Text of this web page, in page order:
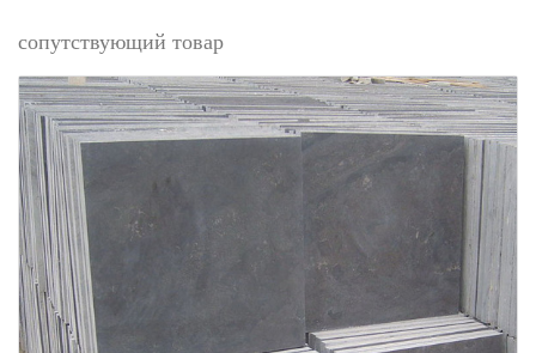
сопутствующий товар